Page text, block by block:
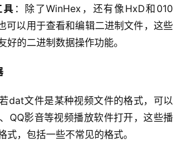
具 ：除了WinHex，还有像HxD和010
可以用于查看和编辑二进制文件，这些
好的二进制数据操作功能。
dat文件是某种视频文件的格式，可以
QQ影音等视频播放软件打开，这些播
式，包括一些不常见的格式。